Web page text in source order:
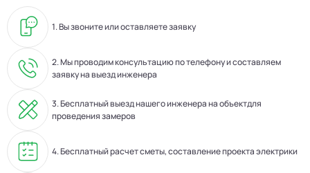
1. Вы звоните или оставляете заявку
2. Мы проводим консультацию по телефону и составляем
заявку на выезд инженера
3. Бесплатный выезд нашего инженера на объектдля
проведения замеров
4. Бесплатный расчет сметы, составление проекта электрики